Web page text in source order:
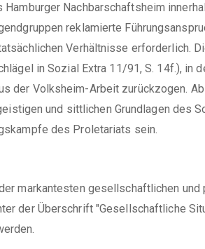
Nachbarschaftsheim
reklamierte
Verhältnisse erforderlich.
in Sozial Extra 11/91, S. 14f.),
der Volksheim-Arbeit zurückzogen.
und sittlichen Grundlagen des
des Proletariats sein.
markantesten gesellschaftlichen
der Überschrift "Gesellschaftliche